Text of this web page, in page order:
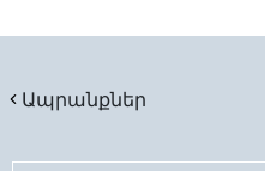
Ապրանքներ